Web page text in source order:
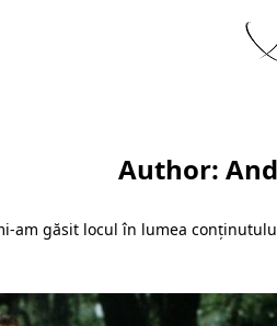
Author:
am găsit locul în lumea